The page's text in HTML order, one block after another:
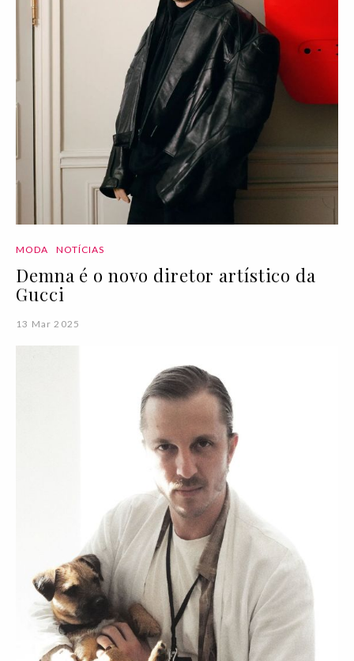
MODA NOTÍCIAS
Demna é o novo diretor artístico da
Gucci
13 Mar 2025